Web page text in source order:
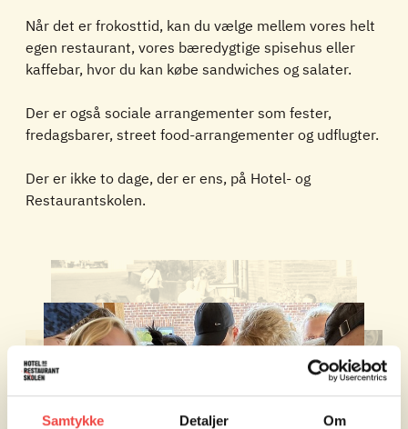
Samtykke Detaljer Om
Når det er frokosttid, kan du vælge mellem vores helt
egen restaurant, vores bæredygtige spisehus eller
kaffebar, hvor du kan købe sandwiches og salater.
Der er også sociale arrangementer som fester,
fredagsbarer, street food-arrangementer og udflugter.
Der er ikke to dage, der er ens, på Hotel- og
Restaurantskolen.